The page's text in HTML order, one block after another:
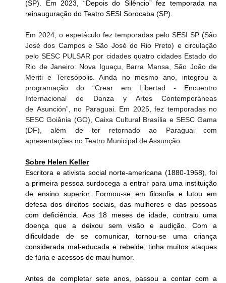
(SP). Em 2023, “Depois do Silêncio” fez temporada na
reinauguração do Teatro SESI Sorocaba (SP).
Em 2024, o espetáculo fez temporadas pelo SESI SP (São
José dos Campos e São José do Rio Preto) e circulação
pelo SESC PULSAR por cidades quatro cidades Estado do
Rio de Janeiro: Nova Iguaçu, Barra Mansa, São João de
Meriti e Teresópolis. Ainda no mesmo ano, integrou a
programação do “Crear em Libertad - Encuentro
Internacional de Danza y Artes Contemporáneas
de Asunción”, no Paraguai. Em 2025, fez temporadas no
SESC Goiânia (GO), Caixa Cultural Brasília e SESC Gama
(DF), além de ter retornado ao Paraguai com
apresentações no Teatro Municipal de Assunção.
Sobre Helen Keller
Escritora e ativista social norte-americana (1880-1968), foi
a primeira pessoa surdocega a entrar para uma instituição
de ensino superior. Formou-se em filosofia e lutou em
defesa dos direitos sociais, das mulheres e das pessoas
com deficiência. Aos 18 meses de idade, contraiu uma
doença que a deixou sem visão e audição. Com a
dificuldade de se comunicar, tornou-se uma criança
considerada mal-educada e rebelde, tinha muitos ataques
de fúria e acessos de mau humor.
Antes de completar sete anos, passou a contar com a